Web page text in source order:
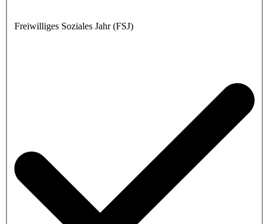
Freiwilliges Soziales Jahr (FSJ)